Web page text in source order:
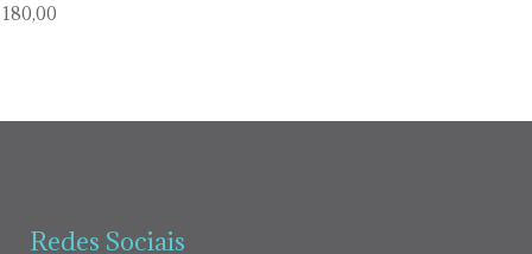
180,00
Redes Sociais